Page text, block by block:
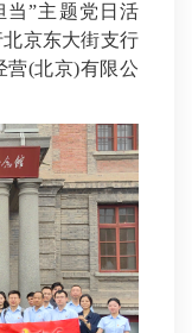
当”主题党日活
京东大街支行
营(北京)有限公